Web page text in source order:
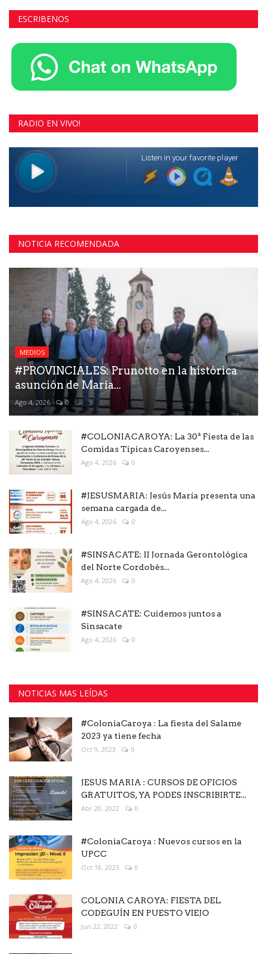
ESCRIBENOS
RADIO EN VIVO!
NOTICIA RECOMENDADA
MEDIOS
#PROVINCIALES: Prunotto en la histórica
asunción de María...
Ago 4, 2026 0
#COLONIACAROYA: La 30ª Fiesta de las
Comidas Típicas Caroyenses...
Ago 4, 2026 0
#JESUSMARIA: Jesús María presenta una
semana cargada de...
Ago 4, 2026 0
#SINSACATE: II Jornada Gerontológica
del Norte Cordobés...
Ago 4, 2026 0
#SINSACATE: Cuidemos juntos a
Sinsacate
Ago 4, 2026 0
NOTICIAS MAS LEÍDAS
#ColoniaCaroya : La fiesta del Salame
2023 ya tiene fecha
Oct 9, 2023 0
JESUS MARIA : CURSOS DE OFICIOS
GRATUITOS, YA PODES INSCRIBIRTE...
Abr 20, 2022 0
#ColoniaCaroya : Nuevos cursos en la
UPCC
Oct 18, 2023 0
COLONIA CAROYA: FIESTA DEL
CODEGUÍN EN PUESTO VIEJO
Jun 22, 2022 0